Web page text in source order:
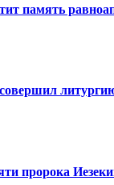
память
пророка